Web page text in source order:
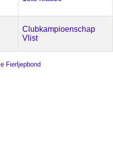
Clubkampioenschap
Vlist
Fierljepbond